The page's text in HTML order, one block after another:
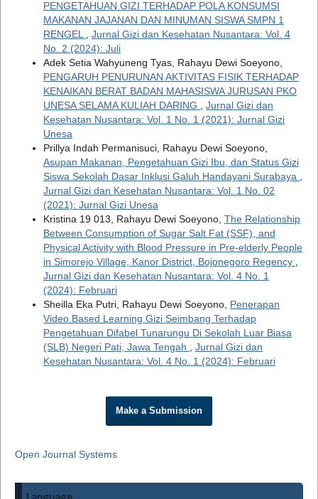
PENGETAHUAN GIZI TERHADAP POLA KONSUMSI
MAKANAN JAJANAN DAN MINUMAN SISWA SMPN 1
RENGEL
Jurnal Gizi dan Kesehatan Nusantara: Vol. 4
No. 2 (2024): Juli
Adek Setia Wahyuneng Tyas, Rahayu Dewi Soeyono,
PENGARUH PENURUNAN AKTIVITAS FISIK TERHADAP
KENAIKAN BERAT BADAN MAHASISWA JURUSAN PKO
UNESA SELAMA KULIAH DARING
Jurnal Gizi dan
Kesehatan Nusantara: Vol. 1 No. 1 (2021): Jurnal Gizi
Unesa
Prillya Indah Permanisuci, Rahayu Dewi Soeyono,
Asupan Makanan, Pengetahuan Gizi Ibu, dan Status Gizi
Siswa Sekolah Dasar Inklusi Galuh Handayani Surabaya
Jurnal Gizi dan Kesehatan Nusantara: Vol. 1 No. 02
(2021): Jurnal Gizi Unesa
Kristina 19 013, Rahayu Dewi Soeyono, The Relationship
Between Consumption of Sugar Salt Fat (SSF), and
Physical Activity with Blood Pressure in Pre-elderly People
in Simorejo Village, Kanor District, Bojonegoro Regency
Jurnal Gizi dan Kesehatan Nusantara: Vol. 4 No. 1
(2024): Februari
Sheilla Eka Putri, Rahayu Dewi Soeyono, Penerapan
Video Based Learning Gizi Seimbang Terhadap
Pengetahuan Difabel Tunarungu Di Sekolah Luar Biasa
(SLB) Negeri Pati, Jawa Tengah
Jurnal Gizi dan
Kesehatan Nusantara: Vol. 4 No. 1 (2024): Februari
Make a Submission
Open Journal Systems